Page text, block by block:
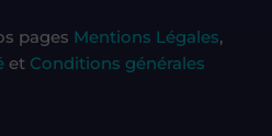
pages Mentions Légales,
et Conditions générales